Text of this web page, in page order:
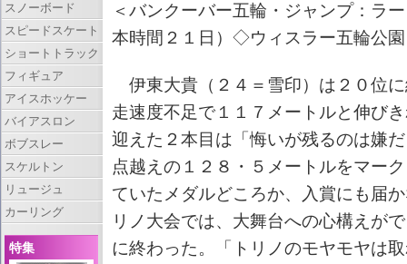
＜バンクーバー五輪・ジャンプ：ラ
本時間２１日）◇ウィスラー五輪公園
伊東大貴（２４＝雪印）は２０位
走速度不足で１１７メートルと伸び
迎えた２本目は「悔いが残るのは嫌
点越えの１２８・５メートルをマー
ていたメダルどころか、入賞にも届
リノ大会では、大舞台への心構えが
に終わった。「トリノのモヤモヤは
スノーボード
スピードスケート
ショートトラック
フィギュア
アイスホッケー
バイアスロン
ボブスレー
スケルトン
リュージュ
カーリング
特集